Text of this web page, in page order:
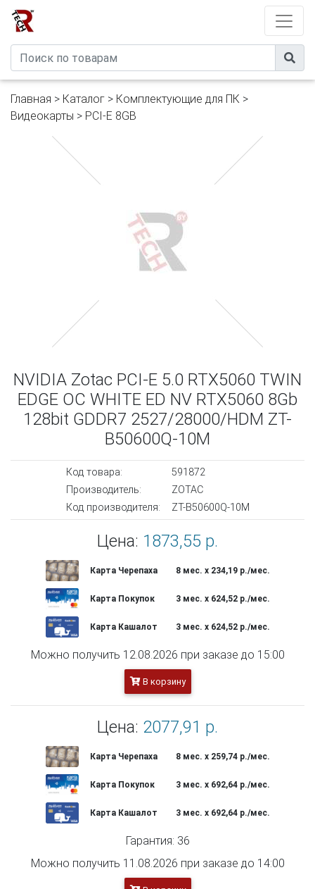
Главная > Каталог > Комплектующие для ПК >
Видеокарты > PCI-E 8GB
NVIDIA Zotac PCI-E 5.0 RTX5060 TWIN
EDGE OC WHITE ED NV RTX5060 8Gb
128bit GDDR7 2527/28000/HDM ZT-
B50600Q-10M
Код товара:
591872
Производитель:
ZOTAC
Код производителя:
ZT-B50600Q-10M
Цена: 1873,55 р.
Карта Черепаха 8 мес. х 234,19 р./мес.
Карта Покупок 3 мес. х 624,52 р./мес.
Карта Кашалот 3 мес. х 624,52 р./мес.
Можно получить 12.08.2026 при заказе до 15:00
В корзину
Цена: 2077,91 р.
Карта Черепаха 8 мес. х 259,74 р./мес.
Карта Покупок 3 мес. х 692,64 р./мес.
Карта Кашалот 3 мес. х 692,64 р./мес.
Гарантия: 36
Можно получить 11.08.2026 при заказе до 14:00